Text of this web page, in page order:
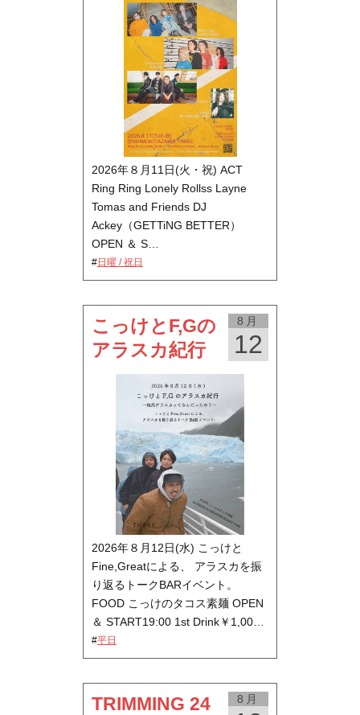
2026年８月11日(火・祝) ACT
Ring Ring Lonely Rollss Layne
Tomas and Friends DJ
Ackey（GETTiNG BETTER）
OPEN ＆ S…
#日曜 / 祝日
8月
12
こっけとF,Gの
アラスカ紀行
2026年８月12日(水) こっけと
Fine,Greatによる、 アラスカを振
り返るトークBARイベント。
FOOD こっけのタコス素麺 OPEN
＆ START19:00 1st Drink￥1,00…
#平日
8月
TRIMMING 24